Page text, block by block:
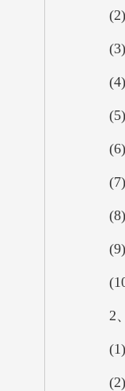
(2)普
(3)
(4)及
(5)
(6)
(7)
(8)对
(9)
(10)
2、
(1)使
(2)能